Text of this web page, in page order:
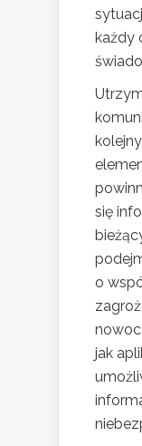
każdy
się
o
jak